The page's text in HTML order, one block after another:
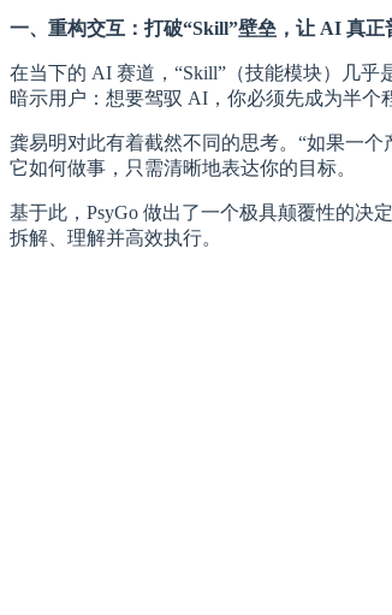
一、 重构交互：打破“Skill”壁垒，让 AI 真正
在当下的 AI 赛道，“Skill”（技能模块）几
暗示用户：想要驾驭 AI，你必须先成为半个
龚易明对此有着截然不同的思考。“如果一
它如何做事，只需清晰地表达你的目标。
基于此，PsyGo 做出了一个极具颠覆性的决
拆解、理解并高效执行。